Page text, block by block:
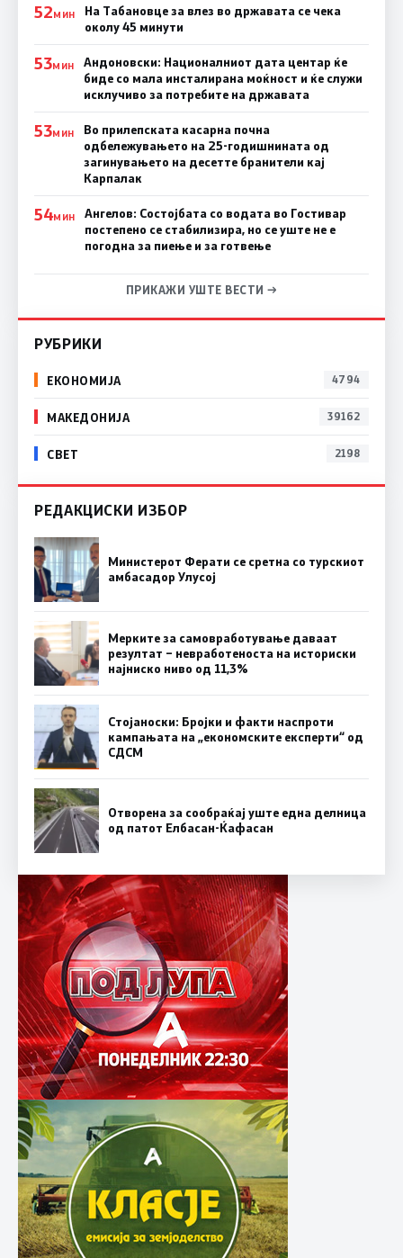
52МИН
На Табановце за влез во државата се чека
околу 45 минути
53МИН
Андоновски: Националниот дата центар ќе
биде со мала инсталирана моќност и ќе служи
исклучиво за потребите на државата
53МИН
Во прилепската касарна почна
одбележувањето на 25-годишнината од
загинувањето на десетте бранители кај
Карпалак
54МИН
Ангелов: Состојбата со водата во Гостивар
постепено се стабилизира, но се уште не е
погодна за пиење и за готвење
ПРИКАЖИ УШТЕ ВЕСТИ →
РУБРИКИ
ЕКОНОМИЈА 4794
МАКЕДОНИЈА 39162
СВЕТ 2198
РЕДАКЦИСКИ ИЗБОР
Министерот Ферати се сретна со турскиот
амбасадор Улусој
Мерките за самовработување даваат
резултат – невработеноста на историски
најниско ниво од 11,3%
Стојаноски: Бројки и факти наспроти
кампањата на „економските експерти“ од
СДСM
Отворена за сообраќај уште една делница
од патот Елбасан-Ќафасан